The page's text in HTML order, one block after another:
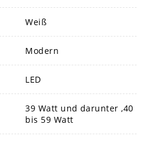
Weiß
Modern
LED
39 Watt und darunter ,40
bis 59 Watt